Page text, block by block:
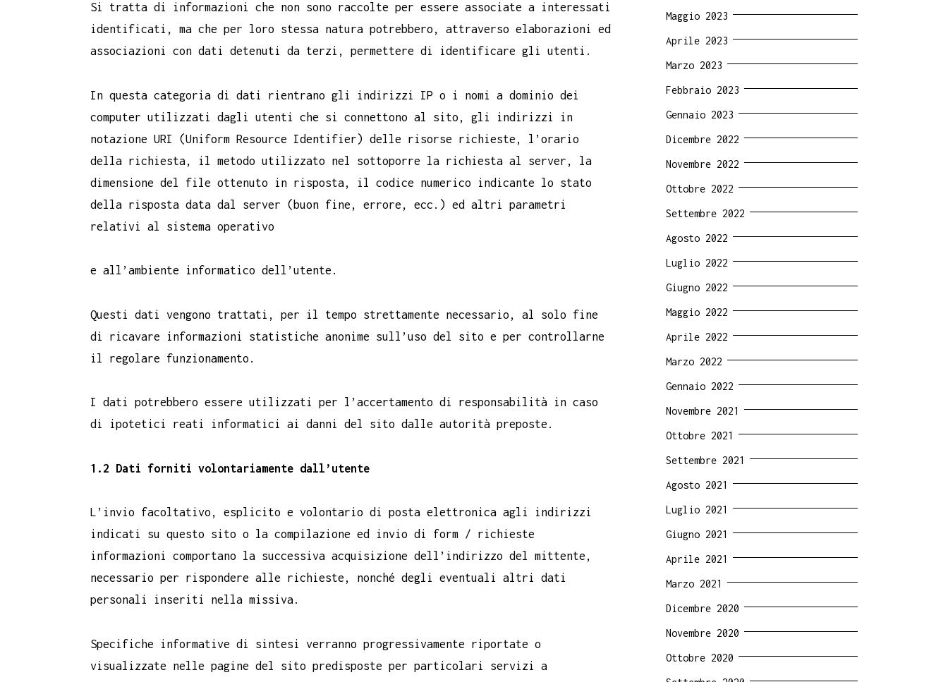
Si tratta di informazioni che non sono raccolte per essere associate a interessati
identificati, ma che per loro stessa natura potrebbero, attraverso elaborazioni ed
associazioni con dati detenuti da terzi, permettere di identificare gli utenti.
In questa categoria di dati rientrano gli indirizzi IP o i nomi a dominio dei
computer utilizzati dagli utenti che si connettono al sito, gli indirizzi in
notazione URI (Uniform Resource Identifier) delle risorse richieste, l’orario
della richiesta, il metodo utilizzato nel sottoporre la richiesta al server, la
dimensione del file ottenuto in risposta, il codice numerico indicante lo stato
della risposta data dal server (buon fine, errore, ecc.) ed altri parametri
relativi al sistema operativo
e all’ambiente informatico dell’utente.
Questi dati vengono trattati, per il tempo strettamente necessario, al solo fine
di ricavare informazioni statistiche anonime sull’uso del sito e per controllarne
il regolare funzionamento.
I dati potrebbero essere utilizzati per l’accertamento di responsabilità in caso
di ipotetici reati informatici ai danni del sito dalle autorità preposte.
1.2 Dati forniti volontariamente dall’utente
L’invio facoltativo, esplicito e volontario di posta elettronica agli indirizzi
indicati su questo sito o la compilazione ed invio di form / richieste
informazioni comportano la successiva acquisizione dell’indirizzo del mittente,
necessario per rispondere alle richieste, nonché degli eventuali altri dati
personali inseriti nella missiva.
Specifiche informative di sintesi verranno progressivamente riportate o
visualizzate nelle pagine del sito predisposte per particolari servizi a
Maggio 2023
Aprile 2023
Marzo 2023
Febbraio 2023
Gennaio 2023
Dicembre 2022
Novembre 2022
Ottobre 2022
Settembre 2022
Agosto 2022
Luglio 2022
Giugno 2022
Maggio 2022
Aprile 2022
Marzo 2022
Gennaio 2022
Novembre 2021
Ottobre 2021
Settembre 2021
Agosto 2021
Luglio 2021
Giugno 2021
Aprile 2021
Marzo 2021
Dicembre 2020
Novembre 2020
Ottobre 2020